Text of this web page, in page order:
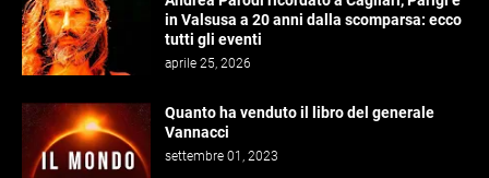
in Valsusa a 20 anni dalla scomparsa: ecco
tutti gli eventi
aprile 25, 2026
Quanto ha venduto il libro del generale
Vannacci
settembre 01, 2023